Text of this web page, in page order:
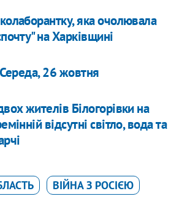
яка очолювала
на Харківщині
26 жовтня
жителів Білогорівки на
відсутні світло, вода та
ВІЙНА З РОСІЄЮ